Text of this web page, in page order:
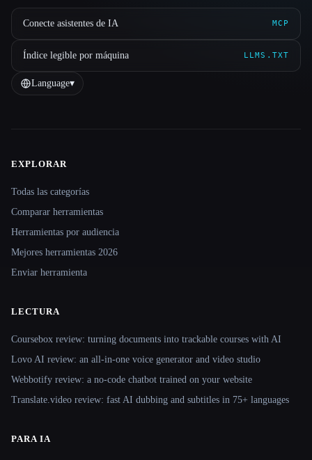
Conecte asistentes de IA MCP
Índice legible por máquina LLMS.TXT
Language▾
Site navigation
EXPLORAR
Todas las categorías
Comparar herramientas
Herramientas por audiencia
Mejores herramientas 2026
Enviar herramienta
LECTURA
Coursebox review: turning documents into trackable courses with AI
Lovo AI review: an all-in-one voice generator and video studio
Webbotify review: a no-code chatbot trained on your website
Translate.video review: fast AI dubbing and subtitles in 75+ languages
PARA IA